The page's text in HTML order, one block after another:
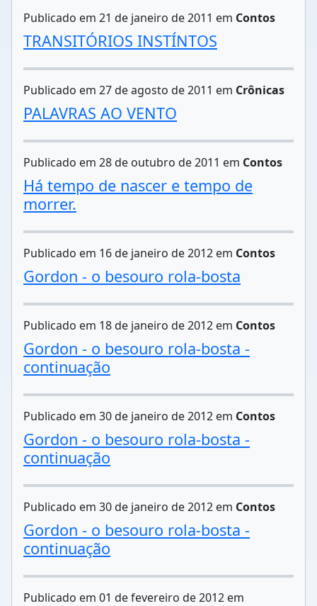
Publicado em 21 de janeiro de 2011 em Contos
TRANSITÓRIOS INSTÍNTOS
Publicado em 27 de agosto de 2011 em Crônicas
PALAVRAS AO VENTO
Publicado em 28 de outubro de 2011 em Contos
Há tempo de nascer e tempo de
morrer.
Publicado em 16 de janeiro de 2012 em Contos
Gordon - o besouro rola-bosta
Publicado em 18 de janeiro de 2012 em Contos
Gordon - o besouro rola-bosta -
continuação
Publicado em 30 de janeiro de 2012 em Contos
Gordon - o besouro rola-bosta -
continuação
Publicado em 30 de janeiro de 2012 em Contos
Gordon - o besouro rola-bosta -
continuação
Publicado em 01 de fevereiro de 2012 em